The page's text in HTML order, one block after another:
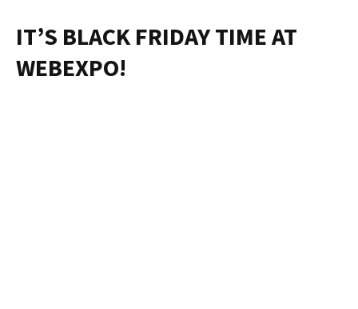
IT’S BLACK FRIDAY TIME AT
WEBEXPO!